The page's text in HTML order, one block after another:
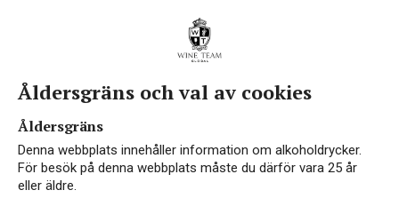
Åldersgräns och val av cookies
Åldersgräns
Denna webbplats innehåller information om alkoholdrycker.
För besök på denna webbplats måste du därför vara 25 år
eller äldre.